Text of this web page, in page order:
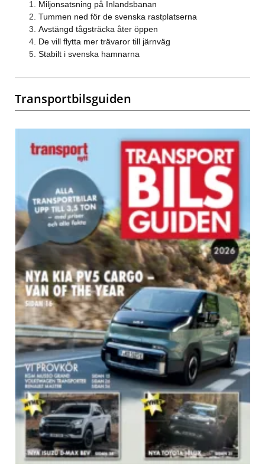
Miljonsatsning på Inlandsbanan
Tummen ned för de svenska rastplatserna
Avstängd tågsträcka åter öppen
De vill flytta mer trävaror till järnväg
Stabilt i svenska hamnarna
Transportbilsguiden